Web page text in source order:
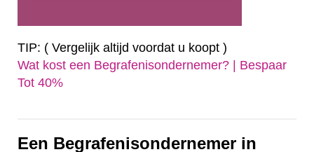
TIP: ( Vergelijk altijd voordat u koopt )
Wat kost een Begrafenisondernemer? | Bespaar
Tot 40%‎
Een Begrafenisondernemer in